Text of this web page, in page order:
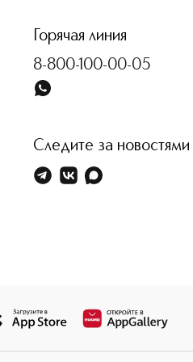
Горячая линия
8-800-100-00-05
Следите за новостями